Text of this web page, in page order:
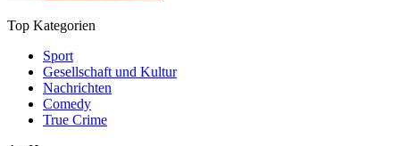
Top Kategorien
Sport
Gesellschaft und Kultur
Nachrichten
Comedy
True Crime